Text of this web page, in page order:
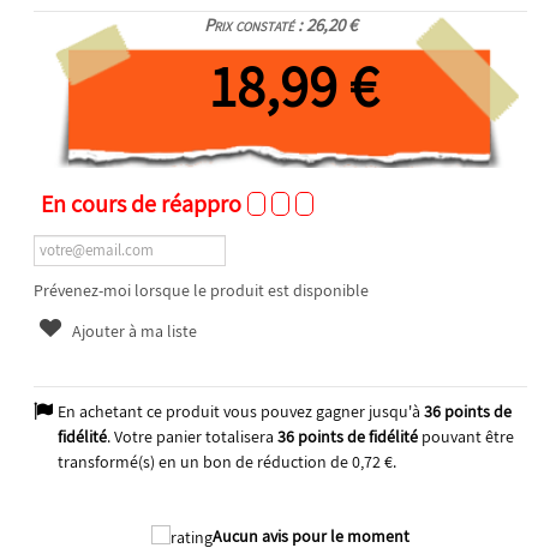
Prix constaté : 26,20 €
18,99 €
En cours de réappro
Prévenez-moi lorsque le produit est disponible
Ajouter à ma liste
En achetant ce produit vous pouvez gagner jusqu'à 36points de
fidélité. Votre panier totalisera 36points de fidélitépouvant être
transformé(s) en un bon de réduction de0,72 €.
Aucun avis pour le moment
2025